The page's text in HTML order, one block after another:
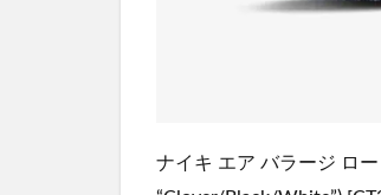
ナイキ エア バラージ ロ